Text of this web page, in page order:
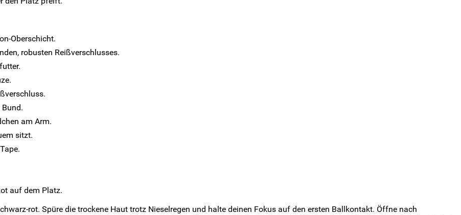
Oberschicht.
robusten Reißverschlusses.
am Arm.
sitzt.
auf dem Platz.
rot. Spüre die trockene Haut trotz Nieselregen und halte deinen Fokus auf den ersten Ballkontakt. Öffne nach